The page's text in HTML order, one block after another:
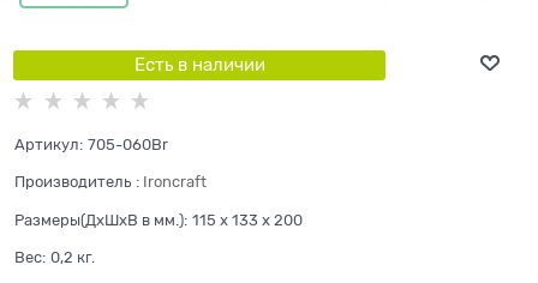
Есть в наличии
Артикул: 705-060Br
Производитель : Ironcraft
Размеры(ДхШхВ в мм.): 115 x 133 x 200
Вес: 0,2 кг.